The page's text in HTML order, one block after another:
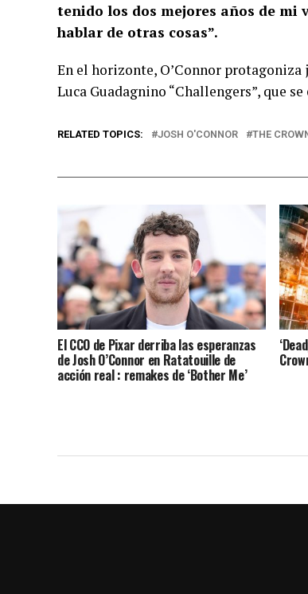
tenido los dos mejores años de mi
hablar de otras cosas”.
En el horizonte, O’Connor
Luca Guadagnino “Challengers”, que
RELATED TOPICS: JOSH O'CONNOR THE
El CCO de Pixar derriba las esperanzas
de Josh O’Connor en Ratatouille de
acción real : remakes de ‘Bother Me’